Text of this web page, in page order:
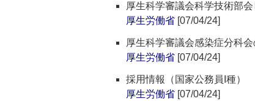
厚生科学審議会科学技術部
厚生労働省 [07/04/24]
厚生科学審議会感染症分科
厚生労働省 [07/04/24]
採用情報（国家公務員I種）
厚生労働省 [07/04/24]